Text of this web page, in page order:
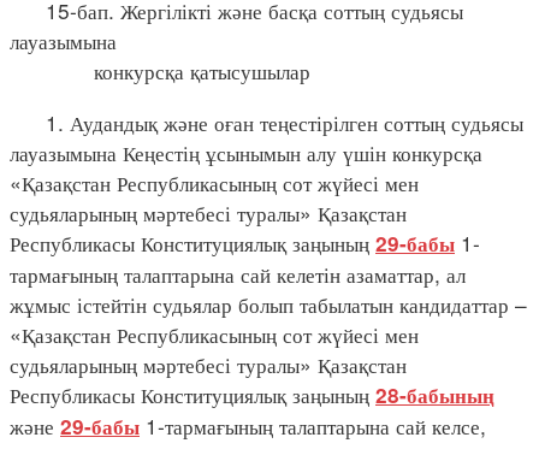
15-бап. Жергілікті және басқа соттың судьясы
лауазымына
конкурсқа қатысушылар
1. Аудандық және оған теңестірілген соттың судьясы
лауазымына Кеңестің ұсынымын алу үшін конкурсқа
«Қазақстан Республикасының сот жүйесі мен
судьяларының мәртебесі туралы» Қазақстан
Республикасы Конституциялық заңының 29-бабы 1-
тармағының талаптарына сай келетін азаматтар, ал
жұмыс істейтін судьялар болып табылатын кандидаттар –
«Қазақстан Республикасының сот жүйесі мен
судьяларының мәртебесі туралы» Қазақстан
Республикасы Конституциялық заңының 28-бабының
және 29-бабы 1-тармағының талаптарына сай келсе,